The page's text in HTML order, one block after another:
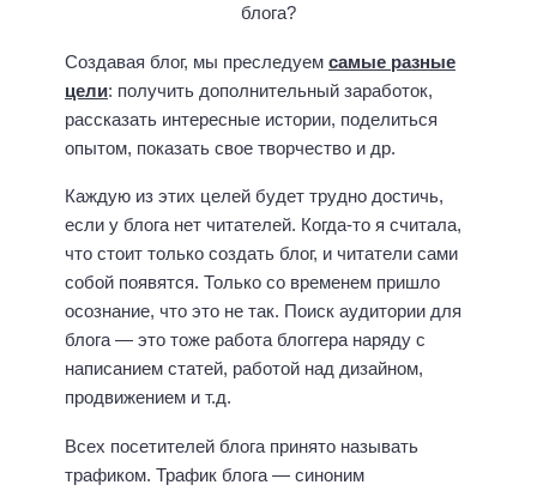
Создавая блог, мы преследуем самые разные
цели: получить дополнительный заработок,
рассказать интересные истории, поделиться
опытом, показать свое творчество и др.
Каждую из этих целей будет трудно достичь,
если у блога нет читателей. Когда-то я считала,
что стоит только создать блог, и читатели сами
собой появятся. Только со временем пришло
осознание, что это не так. Поиск аудитории для
блога — это тоже работа блоггера наряду с
написанием статей, работой над дизайном,
продвижением и т.д.
Всех посетителей блога принято называть
трафиком. Трафик блога — синоним